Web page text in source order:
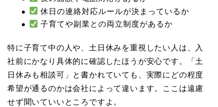
休日の連絡対応ルールが決まっているか
子育てや副業との両立制度があるか
特に子育て中の人や、土日休みを重視したい人は、入
社前にかなり具体的に確認したほうが安心です。「土
日休みも相談可」と書かれていても、実際にどの程度
希望が通るのかは会社によって違います。ここは遠慮
せず聞いていいところですよ。